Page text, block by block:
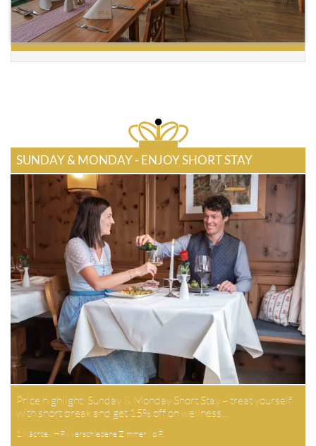
SUNDAY & MONDAY - ENJOY SHORT STAY
Price highlight: Sunday & Monday Short Stay – treat yourself
with short break and get 15% off on wellness…
1 Nächte / HP / verschiedene Zimmer / p.P.